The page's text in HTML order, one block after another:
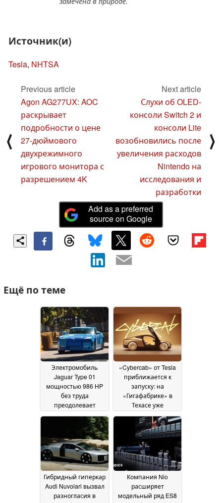
Источник(и)
Tesla, NHTSA
⟨
Previous article
Agon AG277UX: AOC
раскрывает
подробности о цене
27-дюймового
двухрежимного
игрового монитора с
разрешением 4K
Next article
Слухи об OLED-
консоли Switch 2 и
консоли Lite
возобновились после
увеличения расходов
Nintendo на
исследования и
разработки
⟩
Add as a preferred
source on Google
Ещё по теме
Электромобиль
Jaguar Type 01
мощностью 986 HP
без труда
преодолевает
автолюбители
называют его
«быстрым
холодильником»14
July 2026
«Cybercab» от Tesla
приближается к
запуску: на
«Гигафабрике» в
Техасе уже
для сотрудников,
более 100 роботакси
готовы к
эксплуатации14 July
2026
Гибридный гиперкар
Audi Nuvolari вызвал
разногласия в
Компания Nio
расширяет
модельный ряд ES8